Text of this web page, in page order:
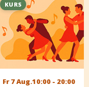
KURS
Fr 7 Aug.10:00 - 20:00